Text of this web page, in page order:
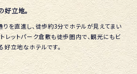
好立地。
を直進し、徒歩約3分でホテルが見えてまい
レットパーク倉敷も徒歩圏内で、観光にもビ
立地なホテルです。